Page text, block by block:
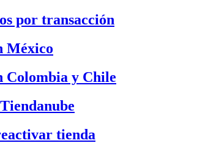
por transacción
México
Colombia y Chile
tienda